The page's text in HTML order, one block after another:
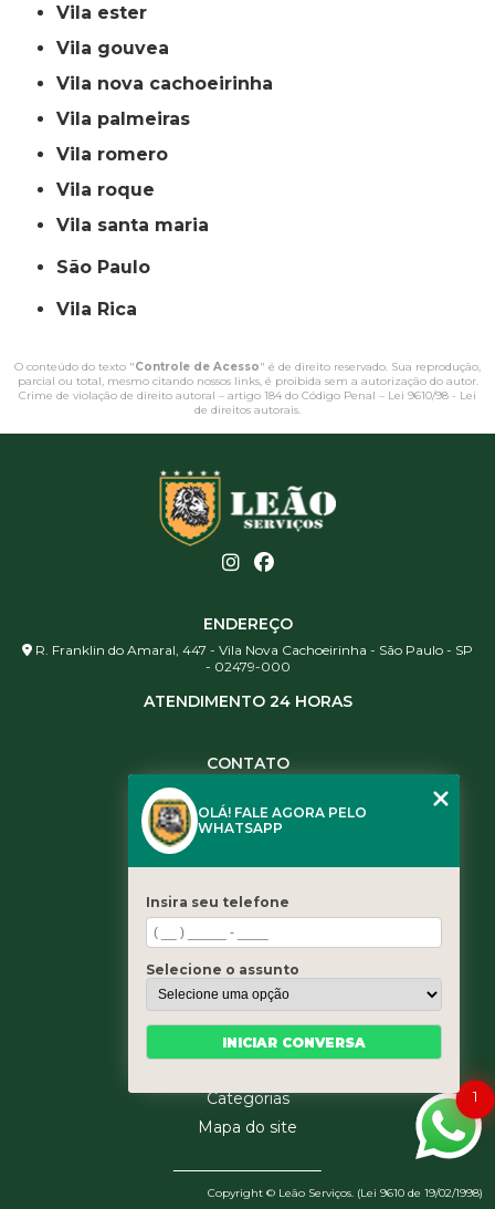
vila ester
vila gouvea
vila nova cachoeirinha
vila palmeiras
vila romero
vila roque
vila santa maria
São Paulo
Vila Rica
O conteúdo do texto "Controle de Acesso" é de direito reservado. Sua reprodução,
parcial ou total, mesmo citando nossos links, é proibida sem a autorização do autor.
Crime de violação de direito autoral – artigo 184 do Código Penal – Lei 9610/98 - Lei
de direitos autorais.
ENDEREÇO
R. Franklin do Amaral, 447 - Vila Nova Cachoeirinha - São Paulo - SP
- 02479-000
ATENDIMENTO 24 HORAS
CONTATO
(11) 3461-5871
contato@leaoservicos.com.br
Home
Quem somos
Serviços
Blog
Categorias
Mapa do site
Copyright © Leão Serviços. (Lei 9610 de 19/02/1998)
1
OLÁ! FALE AGORA PELO
WHATSAPP
Insira seu telefone
Selecione o assunto
INICIAR CONVERSA